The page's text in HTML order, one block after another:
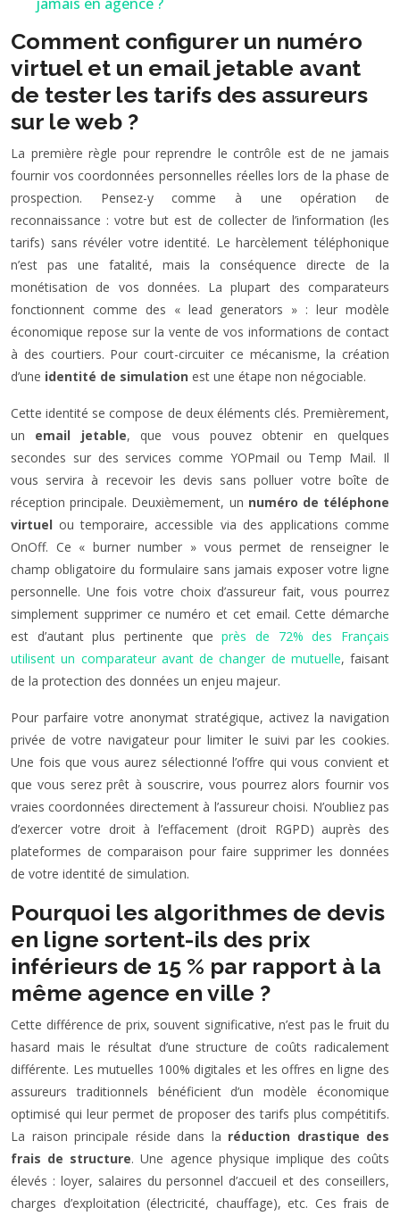
Comment configurer un numéro
virtuel et un email jetable avant
de tester les tarifs des assureurs
sur le web ?
La première règle pour reprendre le contrôle est de ne jamais
fournir vos coordonnées personnelles réelles lors de la phase de
prospection. Pensez-y comme à une opération de
reconnaissance : votre but est de collecter de l’information (les
tarifs) sans révéler votre identité. Le harcèlement téléphonique
n’est pas une fatalité, mais la conséquence directe de la
monétisation de vos données. La plupart des comparateurs
fonctionnent comme des « lead generators » : leur modèle
économique repose sur la vente de vos informations de contact
à des courtiers. Pour court-circuiter ce mécanisme, la création
d’une identité de simulation est une étape non négociable.
Cette identité se compose de deux éléments clés. Premièrement,
un email jetable, que vous pouvez obtenir en quelques
secondes sur des services comme YOPmail ou Temp Mail. Il
vous servira à recevoir les devis sans polluer votre boîte de
réception principale. Deuxièmement, un numéro de téléphone
virtuel ou temporaire, accessible via des applications comme
OnOff. Ce « burner number » vous permet de renseigner le
champ obligatoire du formulaire sans jamais exposer votre ligne
personnelle. Une fois votre choix d’assureur fait, vous pourrez
simplement supprimer ce numéro et cet email. Cette démarche
est d’autant plus pertinente queprès de 72% des Français
utilisent un comparateur avant de changer de mutuelle, faisant
de la protection des données un enjeu majeur.
Pour parfaire votre anonymat stratégique, activez la navigation
privée de votre navigateur pour limiter le suivi par les cookies.
Une fois que vous aurez sélectionné l’offre qui vous convient et
que vous serez prêt à souscrire, vous pourrez alors fournir vos
vraies coordonnées directement à l’assureur choisi. N’oubliez pas
d’exercer votre droit à l’effacement (droit RGPD) auprès des
plateformes de comparaison pour faire supprimer les données
de votre identité de simulation.
Pourquoi les algorithmes de devis
en ligne sortent-ils des prix
inférieurs de 15 % par rapport à la
même agence en ville ?
Cette différence de prix, souvent significative, n’est pas le fruit du
hasard mais le résultat d’une structure de coûts radicalement
différente. Les mutuelles 100% digitales et les offres en ligne des
assureurs traditionnels bénéficient d’un modèle économique
optimisé qui leur permet de proposer des tarifs plus compétitifs.
La raison principale réside dans la réduction drastique des
frais de structure. Une agence physique implique des coûts
élevés : loyer, salaires du personnel d’accueil et des conseillers,
charges d’exploitation (électricité, chauffage), etc. Ces frais de